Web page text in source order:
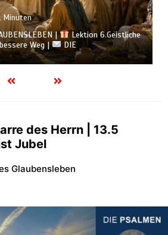
Minuten
|
Lektion 6.Geistliche
Weg |
DIE
des Herrn | 13.5
Jubel
Glaubensleben